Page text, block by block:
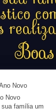
Novo
Novo
família um